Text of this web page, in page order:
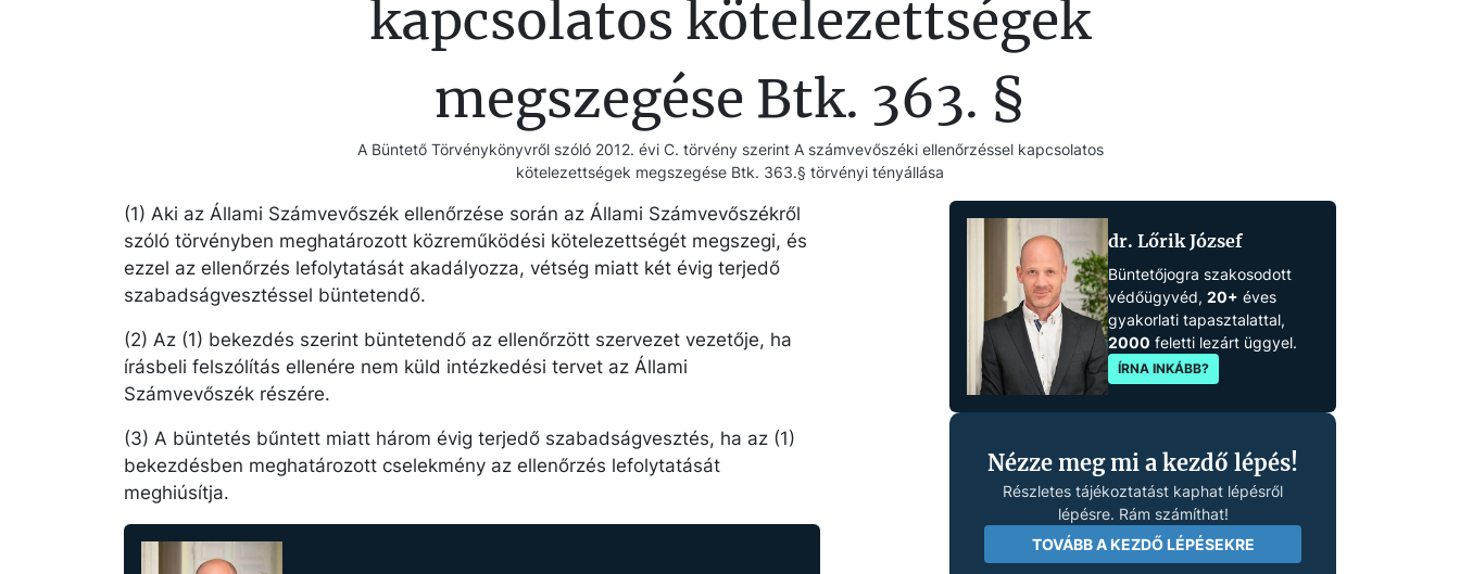
kapcsolatos kötelezettségek
megszegése Btk. 363. §
A Büntető Törvénykönyvről szóló 2012. évi C. törvény szerint A számvevőszéki ellenőrzéssel kapcsolatos
kötelezettségek megszegése Btk. 363.§ törvényi tényállása
(1) Aki az Állami Számvevőszék ellenőrzése során az Állami Számvevőszékről
szóló törvényben meghatározott közreműködési kötelezettségét megszegi, és
ezzel az ellenőrzés lefolytatását akadályozza, vétség miatt két évig terjedő
szabadságvesztéssel büntetendő.
(2) Az (1) bekezdés szerint büntetendő az ellenőrzött szervezet vezetője, ha
írásbeli felszólítás ellenére nem küld intézkedési tervet az Állami
Számvevőszék részére.
(3) A büntetés bűntett miatt három évig terjedő szabadságvesztés, ha az (1)
bekezdésben meghatározott cselekmény az ellenőrzés lefolytatását
meghiúsítja.
dr. Lőrik József
Büntetőjogra szakosodott
védőügyvéd, 20+ éves
gyakorlati tapasztalattal,
2000 feletti lezárt üggyel.
ÍRNA INKÁBB?
Nézze meg mi a kezdő lépés!
Részletes tájékoztatást kaphat lépésről
lépésre. Rám számíthat!
TOVÁBB A KEZDŐ LÉPÉSEKRE